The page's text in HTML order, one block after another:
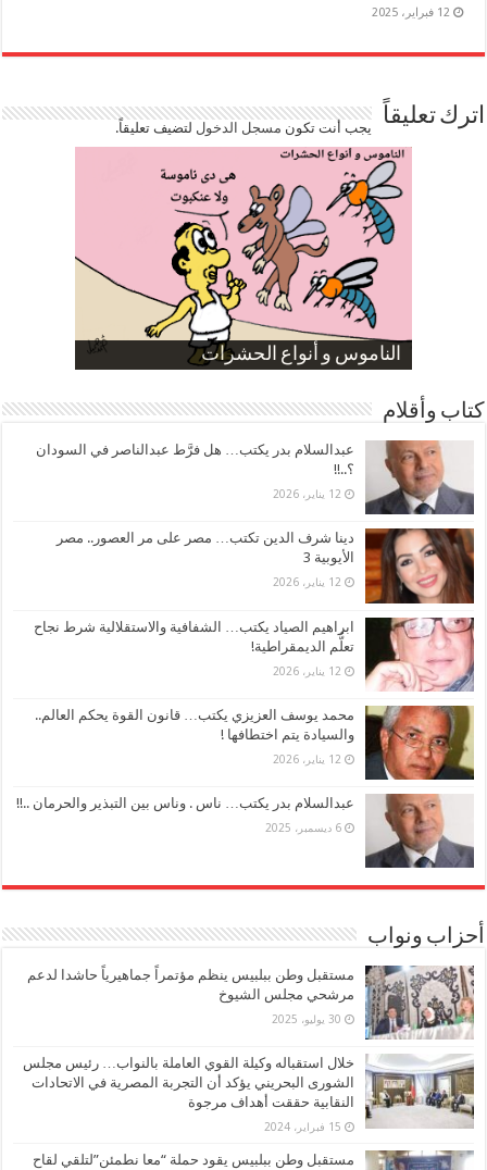
12 فبراير، 2025
اترك تعليقاً يجب أنت تكون مسجل الدخوللتضيف تعليقاً.
الناموس و أنواع الحشرات
الموظفين بعد ارتفاع الأسعار
ارتفاع نسبة الطلاق في مصر
صورة كاركاتيرية
صورة كاركاتيرية
كتاب وأقلام
عبدالسلام بدر يكتب… هل فرَّط عبدالناصر في السودان
؟..!!
12 يناير، 2026
دينا شرف الدين تكتب… مصر على مر العصور.. مصر
الأيوبية 3
12 يناير، 2026
ابراهيم الصياد يكتب… الشفافية والاستقلالية شرط نجاح
تعلُّم الديمقراطية!
12 يناير، 2026
محمد يوسف العزيزي يكتب… قانون القوة يحكم العالم..
والسيادة يتم اختطافها !
12 يناير، 2026
عبدالسلام بدر يكتب… ناس . وناس بين التبذير والحرمان ..!!
6 ديسمبر، 2025
أحزاب ونواب
مستقبل وطن ببلبيس ينظم مؤتمراً جماهيرياً حاشدا لدعم
مرشحي مجلس الشيوخ
30 يوليو، 2025
خلال استقباله وكيلة القوي العاملة بالنواب… رئيس مجلس
الشورى البحريني يؤكد أن التجربة المصرية في الاتحادات
النقابية حققت أهداف مرجوة
15 فبراير، 2024
مستقبل وطن ببلبيس يقود حملة “معا نطمئن”لتلقي لقاح